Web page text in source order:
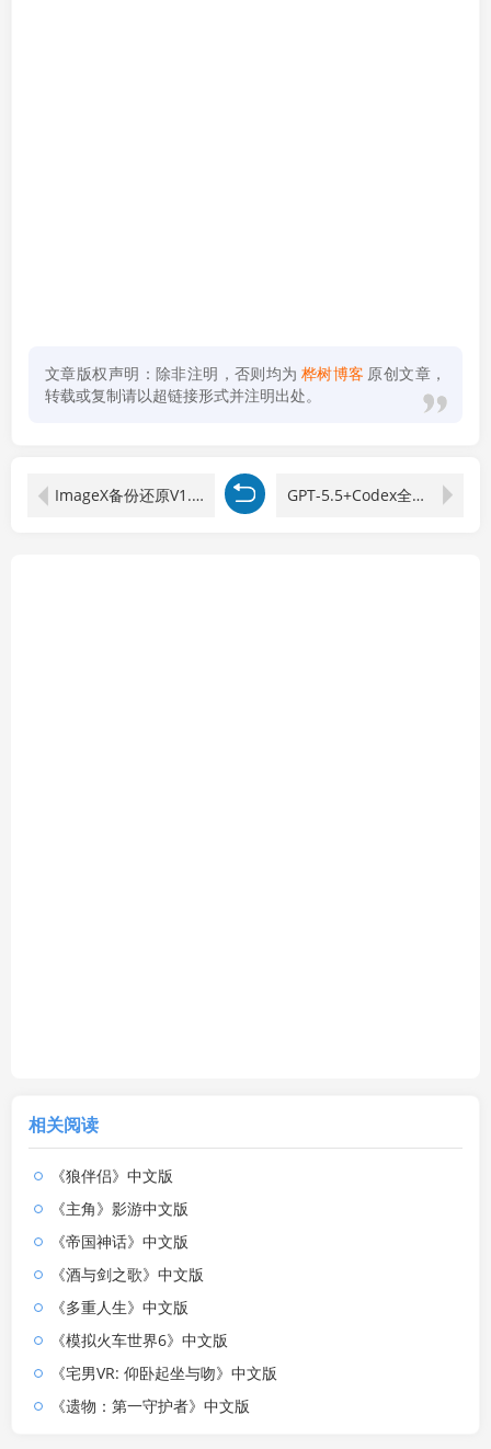
文章版权声明：除非注明，否则均为 桦树博客 原创文章，
转载或复制请以超链接形式并注明出处。
ImageX备份还原V1.0.2026.0619绿色版 GPT-5.5+Codex全自动操控电脑和浏览器，彻底取代OpenClaw+Hermes完成复杂任务
相关阅读
《狼伴侣》中文版
《主角》影游中文版
《帝国神话》中文版
《酒与剑之歌》中文版
《多重人生》中文版
《模拟火车世界6》中文版
《宅男VR: 仰卧起坐与吻》中文版
《遗物：第一守护者》中文版